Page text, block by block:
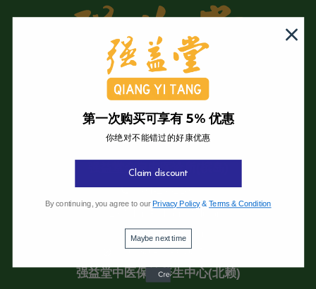
强益堂全息中医诊所
强益堂全息中医诊所(槟岛)
04-2832108
11600 Pulau Pinang.
09:30 AM - 6:00 PM
强益堂中医保健养生中心(北赖)
第一次购买可享有 5% 优惠
你绝对不能错过的好康优惠
Claim discount
By continuing, you agree to our Privacy Policy&Terms & Condition
Maybe next time